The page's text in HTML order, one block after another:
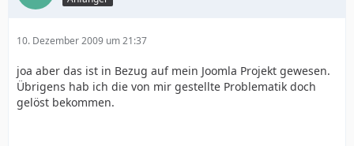
10. Dezember 2009 um 21:37
joa aber das ist in Bezug auf mein Joomla Projekt gewesen.
Übrigens hab ich die von mir gestellte Problematik doch
gelöst bekommen.